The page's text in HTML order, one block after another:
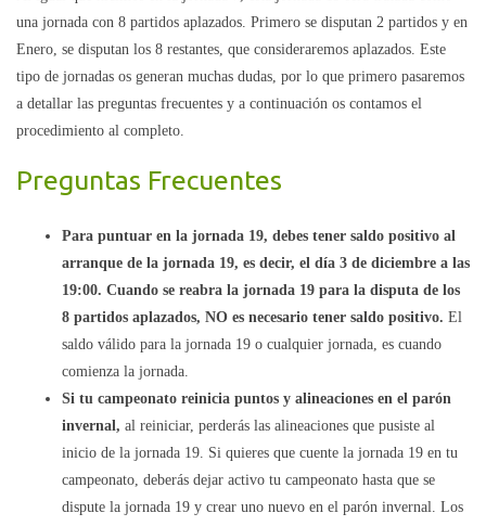
una jornada con 8 partidos aplazados. Primero se disputan 2 partidos y en
Enero, se disputan los 8 restantes, que consideraremos aplazados. Este
tipo de jornadas os generan muchas dudas, por lo que primero pasaremos
a detallar las preguntas frecuentes y a continuación os contamos el
procedimiento al completo.
Preguntas Frecuentes
Para puntuar en la jornada 19, debes tener saldo positivo al
arranque de la jornada 19, es decir, el día 3 de diciembre a las
19:00. Cuando se reabra la jornada 19 para la disputa de los
8 partidos aplazados, NO es necesario tener saldo positivo. El
saldo válido para la jornada 19 o cualquier jornada, es cuando
comienza la jornada.
Si tu campeonato reinicia puntos y alineaciones en el parón
invernal, al reiniciar, perderás las alineaciones que pusiste al
inicio de la jornada 19. Si quieres que cuente la jornada 19 en tu
campeonato, deberás dejar activo tu campeonato hasta que se
dispute la jornada 19 y crear uno nuevo en el parón invernal. Los